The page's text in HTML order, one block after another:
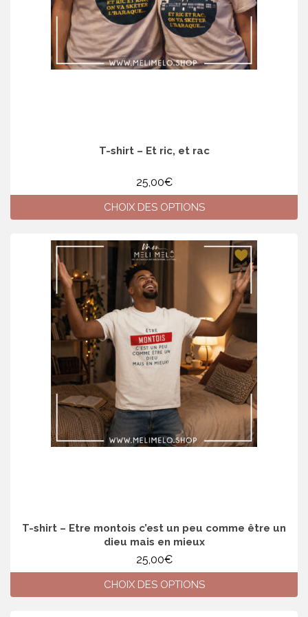
page
du
produit
T-shirt – Et ric, et rac
25,00€
CHOIX DES OPTIONS
produit
a
variations.
Les
options
peuvent
être
choisies
sur
du
produit
T-shirt – Etre montois c’est un peu comme être un
dieu mais en mieux
25,00€
CHOIX DES OPTIONS